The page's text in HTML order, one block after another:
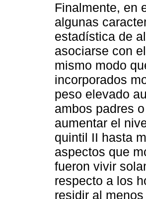
Finalmente, en
algunas
estadística de
asociarse con
mismo modo
incorporados
peso elevado
ambos padres
aumentar el
quintil II hasta
aspectos que
fueron vivir
respecto a los
residir al